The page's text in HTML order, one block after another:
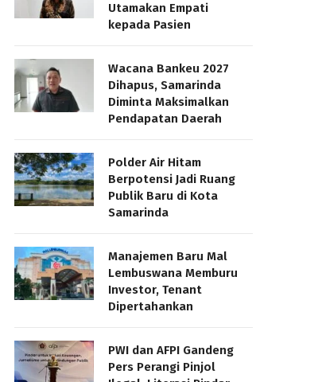
Utamakan Empati
kepada Pasien
Wacana Bankeu 2027
Dihapus, Samarinda
Diminta Maksimalkan
Pendapatan Daerah
Polder Air Hitam
Berpotensi Jadi Ruang
Publik Baru di Kota
Samarinda
Manajemen Baru Mal
Lembuswana Memburu
Investor, Tenant
Dipertahankan
PWI dan AFPI Gandeng
Pers Perangi Pinjol